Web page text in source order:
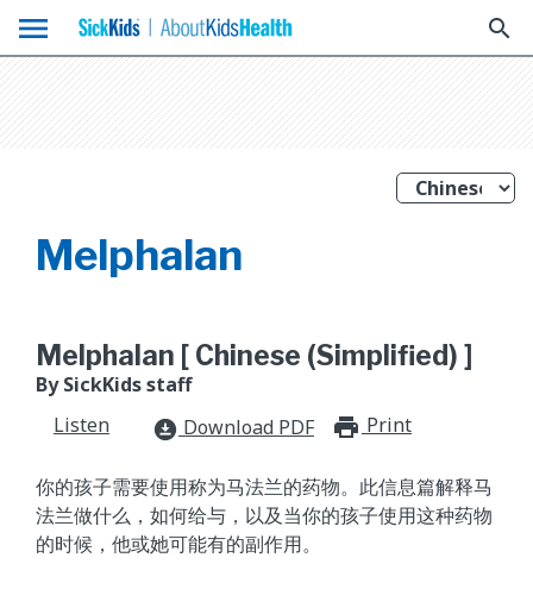
menu search
Melphalan
Melphalan [ Chinese (Simplified) ]
By SickKids staff
Listen
download_for_offline Download PDF Print
你的孩子需要使用称为马法兰的药物。此信息篇解释马
法兰做什么，如何给与，以及当你的孩子使用这种药物
的时候，他或她可能有的副作用。